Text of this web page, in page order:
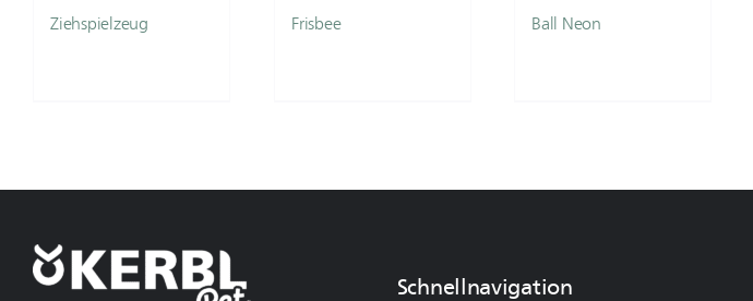
Ziehspielzeug Frisbee Ball Neon
Schnellnavigation